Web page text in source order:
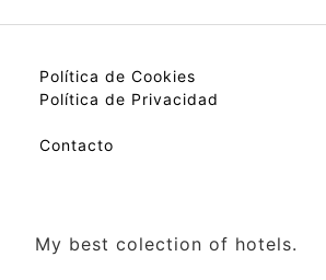
Política de Cookies
Política de Privacidad
Contacto
My best colection of hotels.